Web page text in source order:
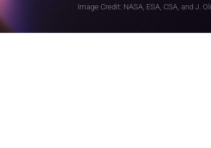
Image Credit: NASA, ESA, CSA, and J.